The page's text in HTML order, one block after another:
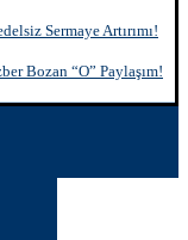
Sermaye Artırımı!
Bozan “O” Paylaşım!